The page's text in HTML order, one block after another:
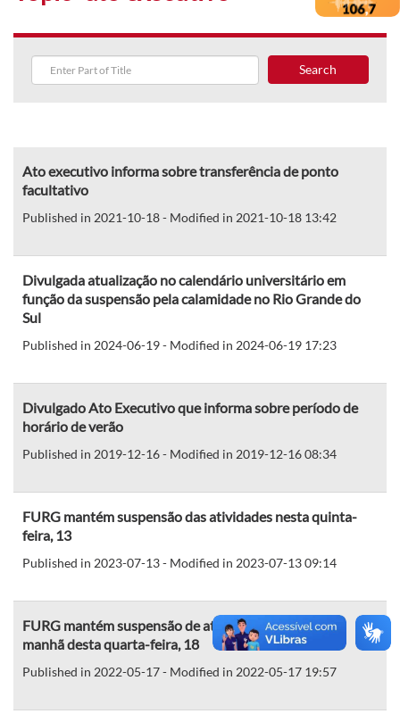
Search
Ato executivo informa sobre transferência de ponto
facultativo
Published in 2021-10-18 - Modified in 2021-10-18 13:42
Divulgada atualização no calendário universitário em
função da suspensão pela calamidade no Rio Grande do
Sul
Published in 2024-06-19 - Modified in 2024-06-19 17:23
Divulgado Ato Executivo que informa sobre período de
horário de verão
Published in 2019-12-16 - Modified in 2019-12-16 08:34
FURG mantém suspensão das atividades nesta quinta-
feira, 13
Published in 2023-07-13 - Modified in 2023-07-13 09:14
FURG mantém suspensão de atividades no turno da
manhã desta quarta-feira, 18
Published in 2022-05-17 - Modified in 2022-05-17 19:57